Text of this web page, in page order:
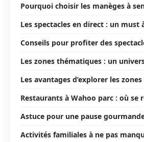
Pourquoi choisir les manèges à
Les spectacles en direct : un must
Conseils pour profiter des
Les zones thématiques : un
Les avantages d’explorer les
Restaurants à Wahoo parc : où se
Astuce pour une pause
Activités familiales à ne pas